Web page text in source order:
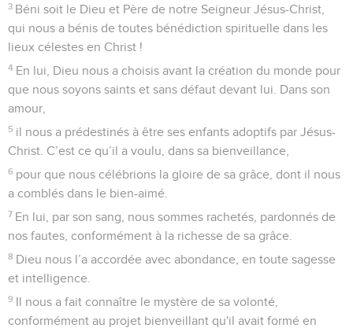
3 Béni soit le Dieu et Père de notre Seigneur Jésus-Christ,
qui nous a bénis de toutes bénédiction spirituelle dans les
lieux célestes en Christ !
4 En lui, Dieu nous a choisis avant la création du monde pour
que nous soyons saints et sans défaut devant lui. Dans son
amour,
5 il nous a prédestinés à être ses enfants adoptifs par Jésus-
Christ. C’est ce qu’il a voulu, dans sa bienveillance,
6 pour que nous célébrions la gloire de sa grâce, dont il nous
a comblés dans le bien-aimé.
7 En lui, par son sang, nous sommes rachetés, pardonnés de
nos fautes, conformément à la richesse de sa grâce.
8 Dieu nous l’a accordée avec abondance, en toute sagesse
et intelligence.
9 Il nous a fait connaître le mystère de sa volonté,
conformément au projet bienveillant qu'il avait formé en